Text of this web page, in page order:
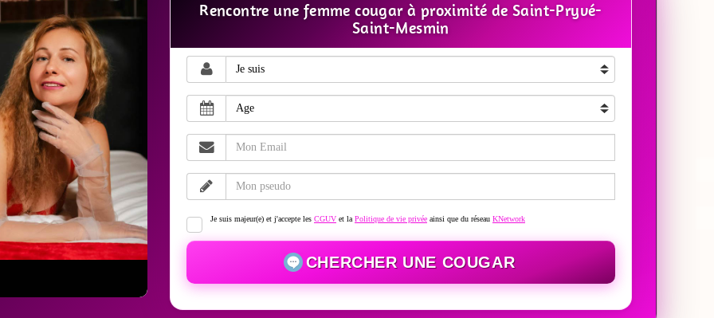
Rencontre une femme cougar à proximité de Saint-Pryvé-
Saint-Mesmin
Je suis majeur(e) et j'accepte les CGUV et la Politique de vie privée ainsi que du réseau KNetwork
CHERCHER UNE COUGAR